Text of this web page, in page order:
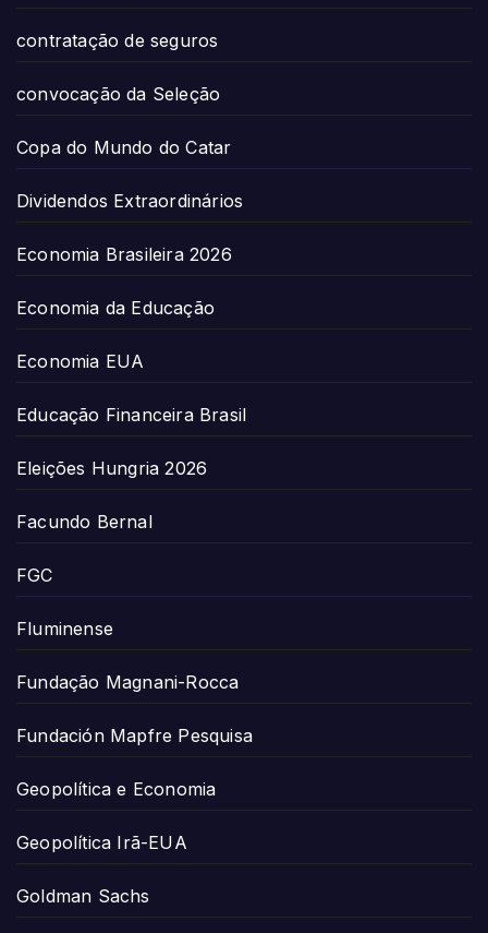
contratação de seguros
convocação da Seleção
Copa do Mundo do Catar
Dividendos Extraordinários
Economia Brasileira 2026
Economia da Educação
Economia EUA
Educação Financeira Brasil
Eleições Hungria 2026
Facundo Bernal
FGC
Fluminense
Fundação Magnani-Rocca
Fundación Mapfre Pesquisa
Geopolítica e Economia
Geopolítica Irã-EUA
Goldman Sachs